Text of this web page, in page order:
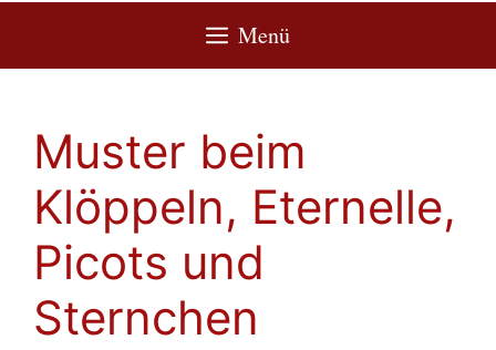
Menü
Muster beim
Klöppeln, Eternelle,
Picots und
Sternchen